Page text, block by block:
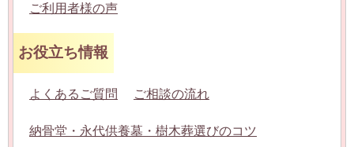
ご利用者様の声
お役立ち情報
よくあるご質問 ご相談の流れ
納骨堂・永代供養墓・樹木葬選びのコツ